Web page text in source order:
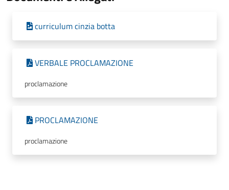
curriculum cinzia botta
VERBALE PROCLAMAZIONE
proclamazione
PROCLAMAZIONE
proclamazione